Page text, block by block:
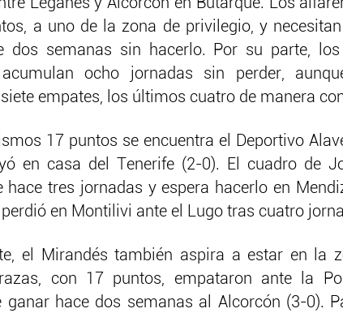
Leganés y Alcorcón en Butarque. Los
a uno de la zona de privilegio, y
dos semanas sin hacerlo. Por su parte, los
ocho jornadas sin perder,
empates, los últimos cuatro de manera
17 puntos se encuentra el Deportivo
en casa del Tenerife (2-0). El cuadro de
hace tres jornadas y espera hacerlo en
en Montilivi ante el Lugo tras cuatro
el Mirandés también aspira a estar en la
con 17 puntos, empataron ante la
ganar hace dos semanas al Alcorcón (3-0).